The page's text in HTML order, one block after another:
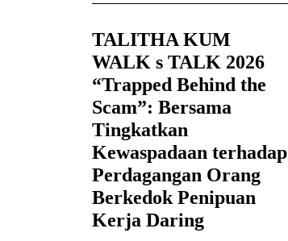
TALITHA KUM
WALK s TALK 2026
“Trapped Behind the
Scam”: Bersama
Tingkatkan
Kewaspadaan terhadap
Perdagangan Orang
Berkedok Penipuan
Kerja Daring